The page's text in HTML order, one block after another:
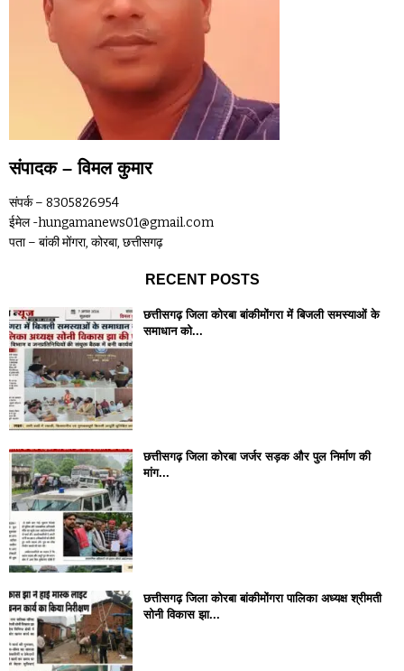
संपादक – विमल कुमार
संपर्क – 8305826954
ईमेल -hungamanews01@gmail.com
पता – बांकी मोंगरा, कोरबा, छत्तीसगढ़
RECENT POSTS
छत्तीसगढ़ जिला कोरबा बांकीमोंगरा में बिजली समस्याओं के
समाधान को...
छत्तीसगढ़ जिला कोरबा जर्जर सड़क और पुल निर्माण की
मांग...
छत्तीसगढ़ जिला कोरबा बांकीमोंगरा पालिका अध्यक्ष श्रीमती
सोनी विकास झा...